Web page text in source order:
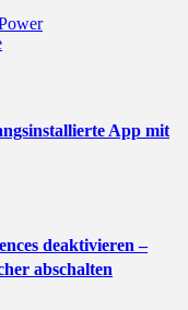
App mit
deaktivieren –
abschalten